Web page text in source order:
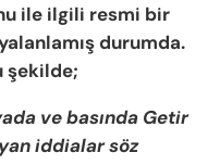
ile ilgili resmi bir
durumda.
şekilde;
ve basında Getir
iddialar söz